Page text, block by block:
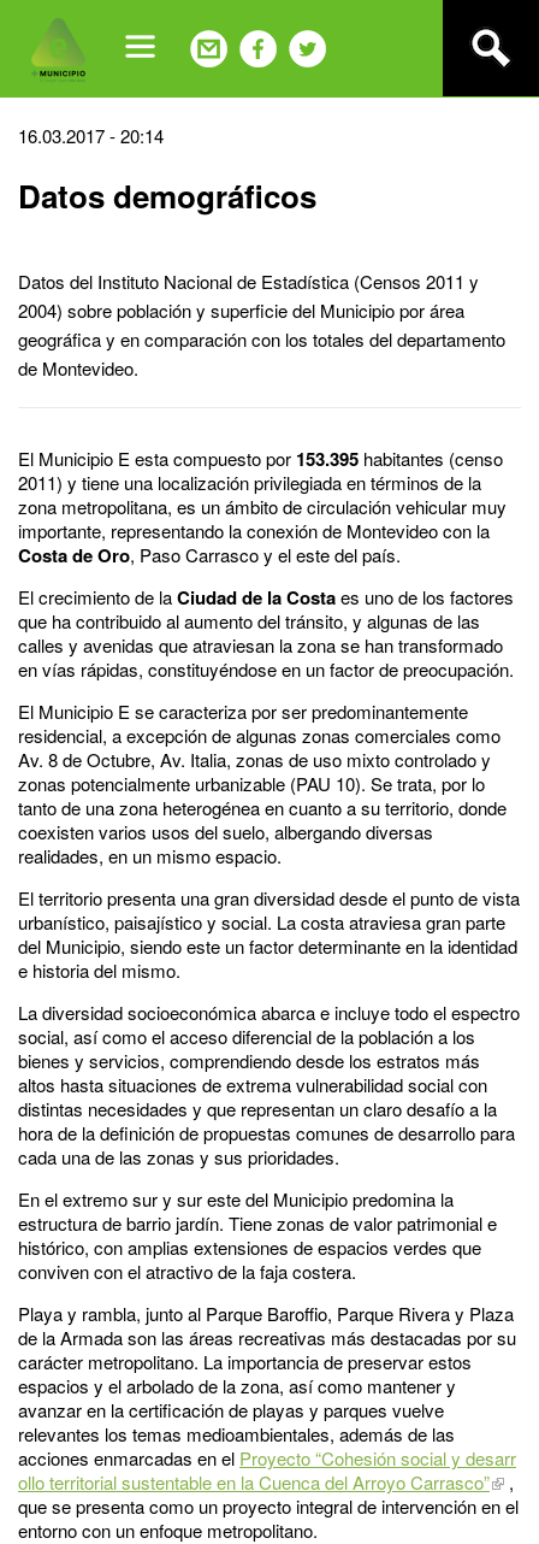
navigation
Back
top
16.03.2017 - 20:14
Datos demográficos
Datos del Instituto Nacional de Estadística (Censos 2011 y
2004) sobre población y superficie del Municipio por área
geográfica y en comparación con los totales del departamento
de Montevideo.
El Municipio E esta compuesto por 153.395 habitantes (censo
2011) y tiene una localización privilegiada en términos de la
zona metropolitana, es un ámbito de circulación vehicular muy
importante, representando la conexión de Montevideo con la
Costa de Oro, Paso Carrasco y el este del país.
El crecimiento de laCiudad de la Costaes uno de los factores
que ha contribuido al aumento del tránsito, y algunas de las
calles y avenidas que atraviesan la zona se han transformado
en vías rápidas, constituyéndose en un factor de preocupación.
El Municipio E se caracteriza por ser predominantemente
residencial, a excepción de algunas zonas comerciales como
Av. 8 de Octubre, Av. Italia, zonas de uso mixto controlado y
zonas potencialmente urbanizable (PAU 10). Se trata, por lo
tanto de una zona heterogénea en cuanto a su territorio, donde
coexisten varios usos del suelo, albergando diversas
realidades, en un mismo espacio.
El territorio presenta una gran diversidad desde el punto de vista
urbanístico, paisajístico y social. La costa atraviesa gran parte
del Municipio, siendo este un factor determinante en la identidad
e historia del mismo.
La diversidad socioeconómica abarca e incluye todo el espectro
social, así como el acceso diferencial de la población a los
bienes y servicios, comprendiendo desde los estratos más
altos hasta situaciones de extrema vulnerabilidad social con
distintas necesidades y que representan un claro desafío a la
hora de la definición de propuestas comunes de desarrollo para
cada una de las zonas y sus prioridades.
En el extremo sur y sur este del Municipio predomina la
estructura de barrio jardín. Tiene zonas de valor patrimonial e
histórico, con amplias extensiones de espacios verdes que
conviven con el atractivo de la faja costera.
Playa y rambla, junto al Parque Baroffio, Parque Rivera y Plaza
de la Armada son las áreas recreativas más destacadas por su
carácter metropolitano. La importancia de preservar estos
espacios y el arbolado de la zona, así como mantener y
avanzar en la certificación de playas y parques vuelve
relevantes los temas medioambientales, además de las
acciones enmarcadas en el Proyecto “Cohesión social y desarr
ollo territorial sustentable en la Cuenca del Arroyo Carrasco”
,
que se presenta como un proyecto integral de intervención en el
entorno con un enfoque metropolitano.